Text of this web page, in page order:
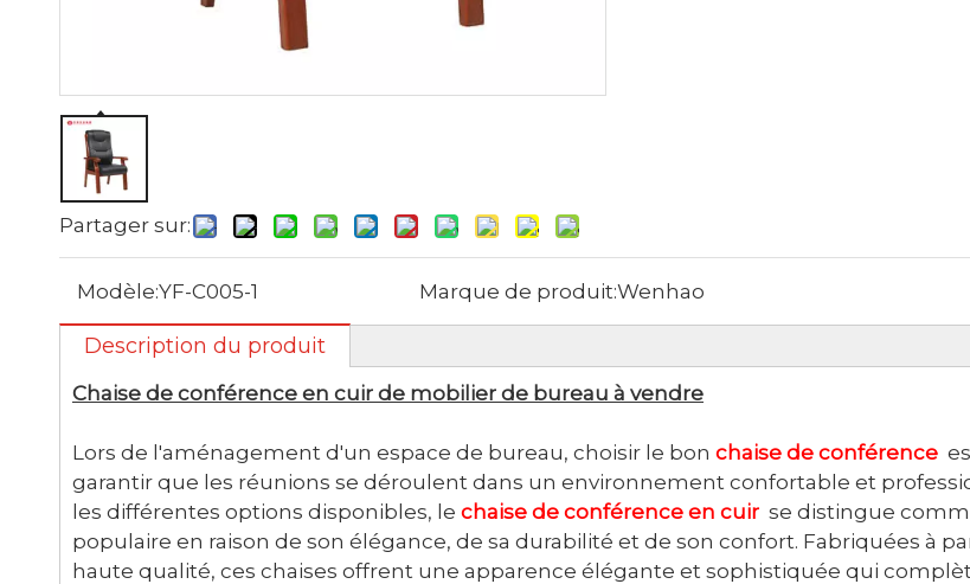
Partager sur:
Modèle:YF-C005-1 Marque de produit:Wenhao
Description du produit
Chaise de conférence en cuir de mobilier de bureau à vendre
Lors de l'aménagement d'un espace de bureau, choisir le bon chaise de conférence
garantir que les réunions se déroulent dans un environnement confortable et
les différentes options disponibles, le chaise de conférence en cuir se distingue
populaire en raison de son élégance, de sa durabilité et de son confort. Fabriquées à
haute qualité, ces chaises offrent une apparence élégante et sophistiquée qui